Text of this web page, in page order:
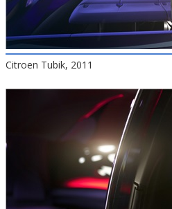
Citroen Tubik, 2011